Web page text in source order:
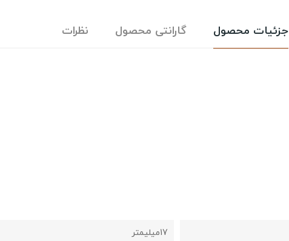
جزئیات محصول گارانتی محصول نظرات
17میلیمتر